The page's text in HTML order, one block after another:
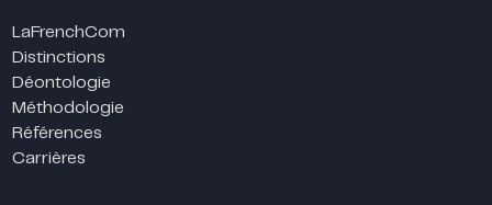
LaFrenchCom
Distinctions
Déontologie
Méthodologie
Références
Carrières